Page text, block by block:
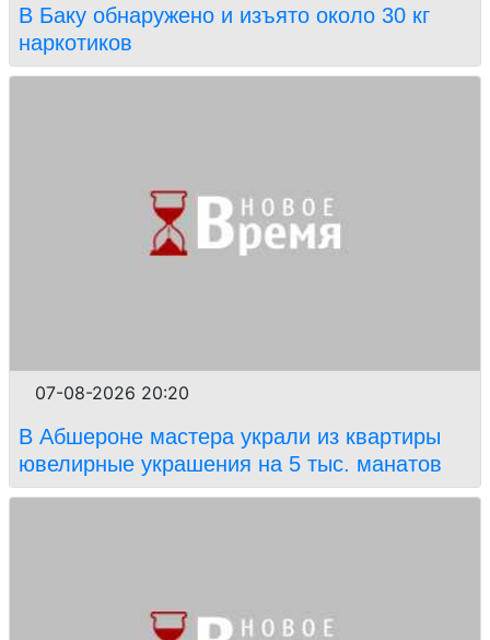
В Баку обнаружено и изъято около 30 кг
наркотиков
07-08-2026 20:20
В Абшероне мастера украли из квартиры
ювелирные украшения на 5 тыс. манатов